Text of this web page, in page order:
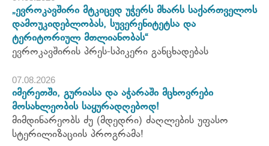
„ევროკავშირი მტკიცედ უჭერს მხარს საქართველოს
დამოუკიდებლობას, სუვერენიტეტსა და
ტერიტორიულ მთლიანობას“
ევროკავშირის პრეს-სპიკერი განცხადებას
07.08.2026
იმერეთში, გურიასა და აჭარაში მცხოვრები
მოსახლეობის საყურადღებოდ!
მიმდინარეობს ძუ (მდედრი) ძაღლების უფასო
სტერილიზაციის პროგრამა!